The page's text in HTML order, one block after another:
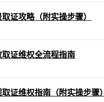
证攻略（附实操步骤）
证维权全流程指南
证维权指南（附实操步骤）